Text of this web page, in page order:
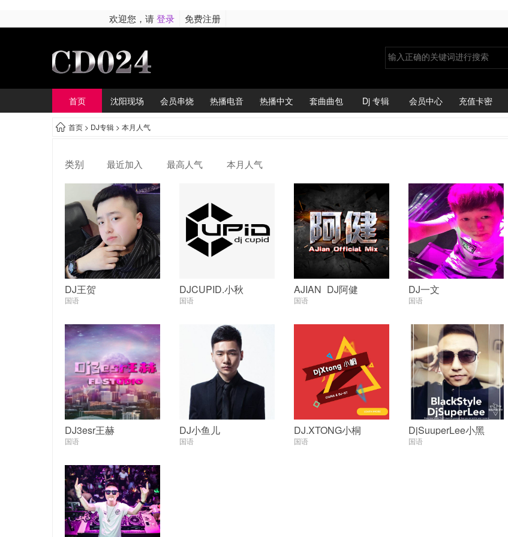
欢迎您，请登录 免费注册
首页 沈阳现场 会员串烧 热播电音 热播中文 套曲曲包 Dj 专辑 会员中心 充值卡密
首页 > DJ专辑 > 本月人气
类别 最近加入 最高人气 本月人气
DJ王贺
国语
DJCUPID.小秋
国语
AJIAN_DJ阿健
国语
DJ一文
国语
DJ3esr王赫
国语
DJ小鱼儿
国语
DJ.XTONG小桐
国语
DjSuuperLee小黑
国语